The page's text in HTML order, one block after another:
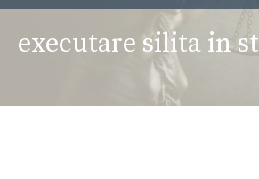
executare silita in